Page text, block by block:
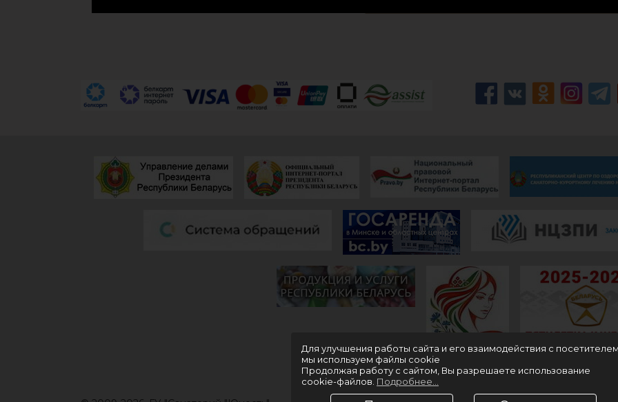
Для улучшения работы сайта и его взаимодействия с посетителем
мы используем файлы cookie
Продолжая работу с сайтом, Вы разрешаете использование
cookie-файлов. Подробнее...